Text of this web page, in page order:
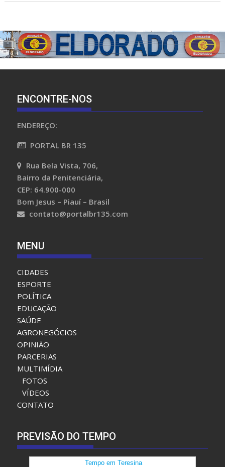
ENCONTRE-NOS
ENDEREÇO:
PORTAL BR 135
Rua Bela Vista, 706,
Bairro da Penitenciária,
CEP: 64.900-000
Bom Jesus – Piauí – Brasil
contato@portalbr135.com
MENU
CIDADES
ESPORTE
POLÍTICA
EDUCAÇÃO
SAÚDE
AGRONEGÓCIOS
OPINIÃO
PARCERIAS
MULTIMÍDIA
FOTOS
VÍDEOS
CONTATO
PREVISÃO DO TEMPO